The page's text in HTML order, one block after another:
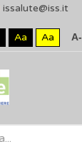
issalute@iss.it
Aa Aa A-